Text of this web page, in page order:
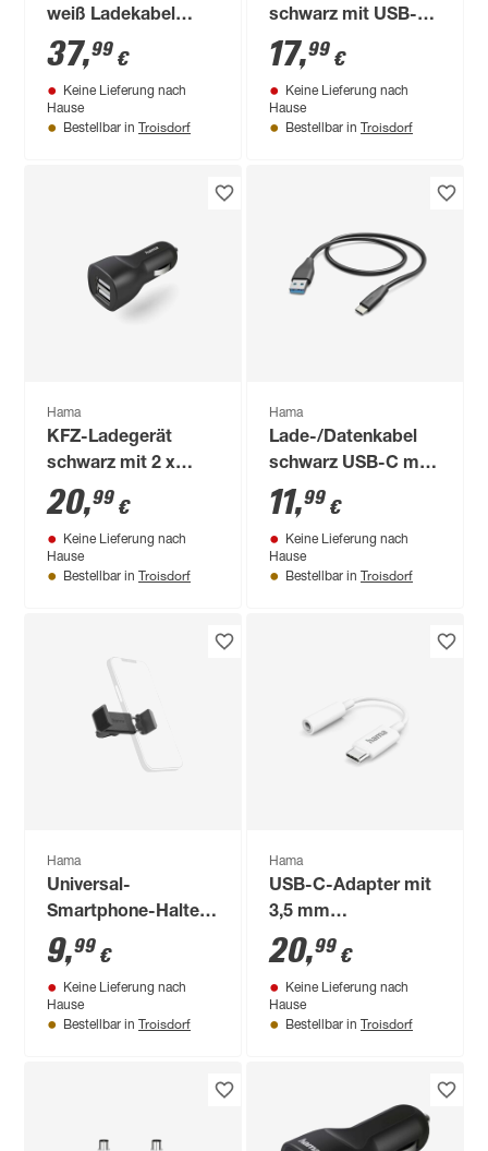
weiß Ladekabel
Apple® Lightning
PD, 20 W
37,99 €
Keine Lieferung nach
Hause
Bestellbar in Troisdorf
schwarz mit USB-C-
Anschluss 12 W
17,99 €
Keine Lieferung nach
Hause
Bestellbar in Troisdorf
Hama
KFZ-Ladegerät
schwarz mit 2 x
USB-A-Buchse 12 W
20,99 €
Keine Lieferung nach
Hause
Bestellbar in Troisdorf
Hama
Lade-/Datenkabel
schwarz USB-C mit
USB-A 1,5 m
11,99 €
Keine Lieferung nach
Hause
Bestellbar in Troisdorf
Hama
Universal-
Smartphone-Halter
'Compact'
9,99 €
Keine Lieferung nach
Hause
Bestellbar in Troisdorf
Hama
USB-C-Adapter mit
3,5 mm
Audiobuchse weiß
20,99 €
Keine Lieferung nach
Hause
Bestellbar in Troisdorf